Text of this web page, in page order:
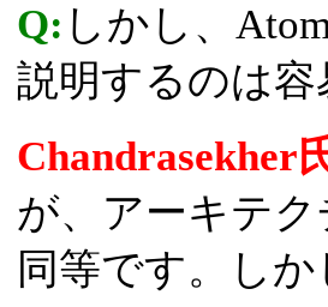
Q: しかし、
説明するのは
Chandrasekher
が、アーキテ
同等です。し